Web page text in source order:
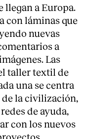
llegan a Europa.
con láminas que
nuevas
a
Las
taller textil de
una se centra
la civilización,
de ayuda,
con los nuevos